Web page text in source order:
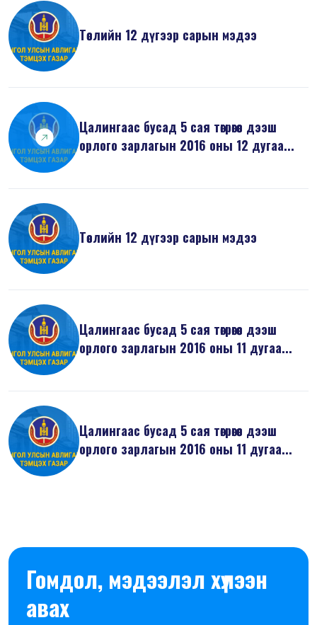
Төслийн 12 дүгээр сарын мэдээ
Цалингаас бусад 5 сая төгрөгөөс дээш
орлого зарлагын 2016 оны 12 дугаа...
Төслийн 12 дүгээр сарын мэдээ
Цалингаас бусад 5 сая төгрөгөөс дээш
орлого зарлагын 2016 оны 11 дугаа...
Цалингаас бусад 5 сая төгрөгөөс дээш
орлого зарлагын 2016 оны 11 дугаа...
Гомдол, мэдээлэл хүлээн
авах